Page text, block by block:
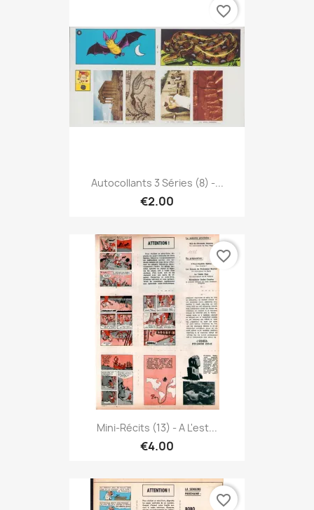
Autocollants 3 Séries (8) -...
€2.00
favorite_border
Mini-Récits (13) - A L'est...
€4.00
favorite_border
favorite_border